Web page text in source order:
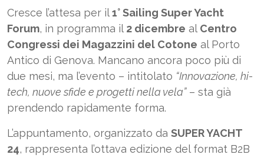
Cresce l’attesa per il1° Sailing Super Yacht
Forum, in programma il 2 dicembre al Centro
Congressi dei Magazzini del Cotone al Porto
Antico di Genova. Mancano ancora poco più di
due mesi, ma l’evento – intitolato “Innovazione, hi-
tech, nuove sfide e progetti nella vela”– sta già
prendendo rapidamente forma.
L’appuntamento, organizzato da SUPER YACHT
24, rappresenta l’ottava edizione del format B2B